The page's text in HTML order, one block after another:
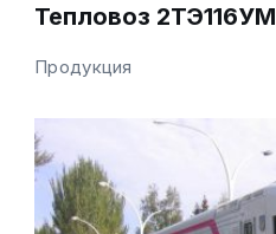
Тепловоз 2ТЭ116УМ
Продукция